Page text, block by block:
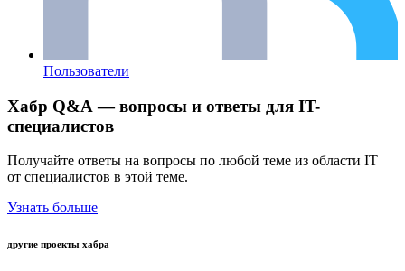
Пользователи
Хабр Q&A — вопросы и ответы для IT-
специалистов
Получайте ответы на вопросы по любой теме из области IT
от специалистов в этой теме.
Узнать больше
другие проекты хабра